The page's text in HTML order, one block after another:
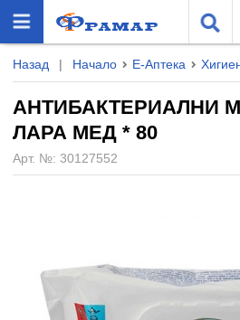
Назад | Начало Е-Аптека
АНТИБАКТЕРИАЛНИ
ЛАРА МЕД * 80
Арт. №: 30127552